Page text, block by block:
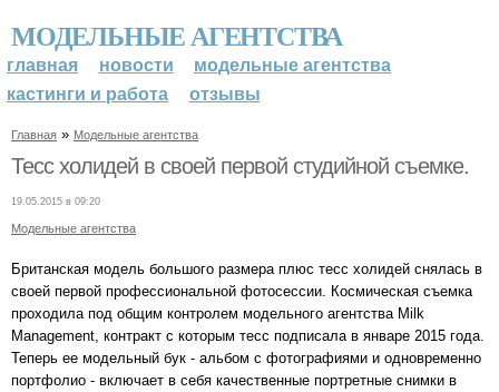
МОДЕЛЬНЫЕ АГЕНТСТВА
главная новости
модельные агентства
кастинги и работа
отзывы
Главная » Модельные агентства
Тесс холидей в своей первой студийной съемке.
19.05.2015 в 09:20
Модельные агентства
Британская модель большого размера плюс тесс холидей снялась в
своей первой профессиональной фотосессии. Космическая съемка
проходила под общим контролем модельного агентства Milk
Management, контракт с которым тесс подписала в январе 2015 года.
Теперь ее модельный бук - альбом с фотографиями и одновременно
портфолио - включает в себя качественные портретные снимки в